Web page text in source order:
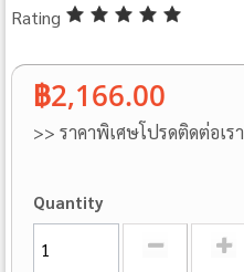
Rating
฿2,166.00
>> ราคาพิเศษโปรดติดต่อเรา
Quantity